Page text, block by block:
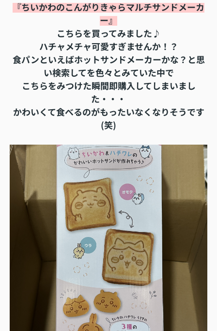
『ちいかわのこんがりきゃらマルチサンドメーカ
ー』
こちらを買ってみました♪
ハチャメチャ可愛すぎませんか！？
食パンといえばホットサンドメーカーかな？と思
い検索してを色々とみていた中で
こちらをみつけた瞬間即購入してしまいまし
た・・・
かわいくて食べるのがもったいなくなりそうです
(笑)